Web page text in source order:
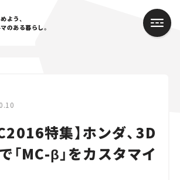
よう、
のある暮らし。
特集】ホンダ、3D
「MC-β」をカスタマイ